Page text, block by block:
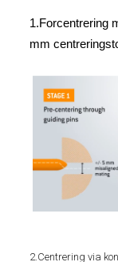
1.Forcentrering
mm
2.Centrering via